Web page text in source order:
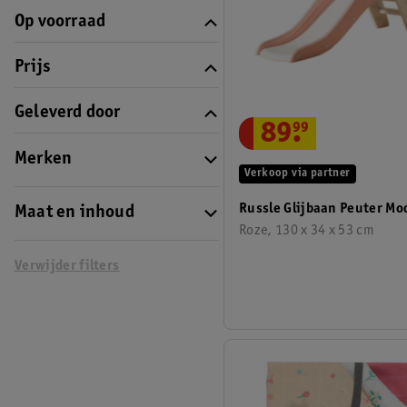
Op voorraad
Prijs
Geleverd door
Merken
Maat en inhoud
Verwijder filters
Russle Glijbaan Peuter
Roze, 130 x 34 x 53 cm
Verkoop via partner
89.
99